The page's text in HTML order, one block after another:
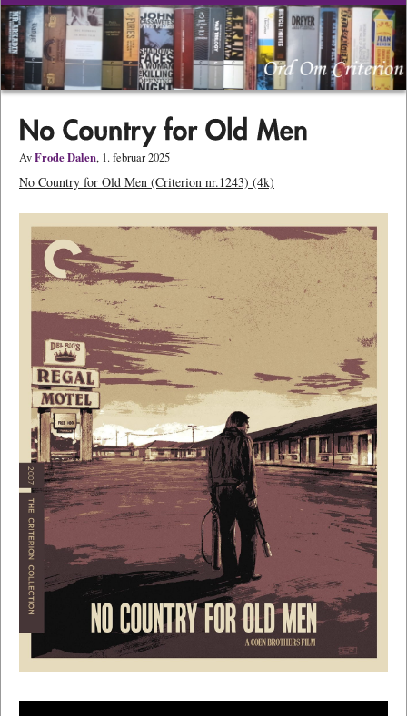
AvFrode Dalen, 1. februar 2025
No Country for Old Men (Criterion nr.1243) (4k)